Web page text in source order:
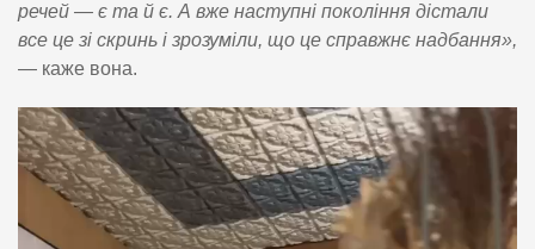
речей — є та й є. А вже наступні покоління дістали
все це зі скринь і зрозуміли, що це справжнє надбання»,
— каже вона.